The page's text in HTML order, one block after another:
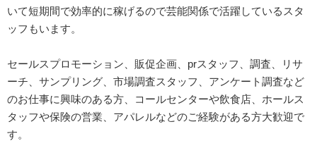
いて短期間で効率的に稼げるので芸能関係で活躍しているスタ
ッフもいます。
セールスプロモーション、販促企画、prスタッフ、調査、リサ
ーチ、サンプリング、市場調査スタッフ、アンケート調査など
のお仕事に興味のある方、コールセンターや飲食店、ホールス
タッフや保険の営業、アパレルなどのご経験がある方大歓迎で
す。